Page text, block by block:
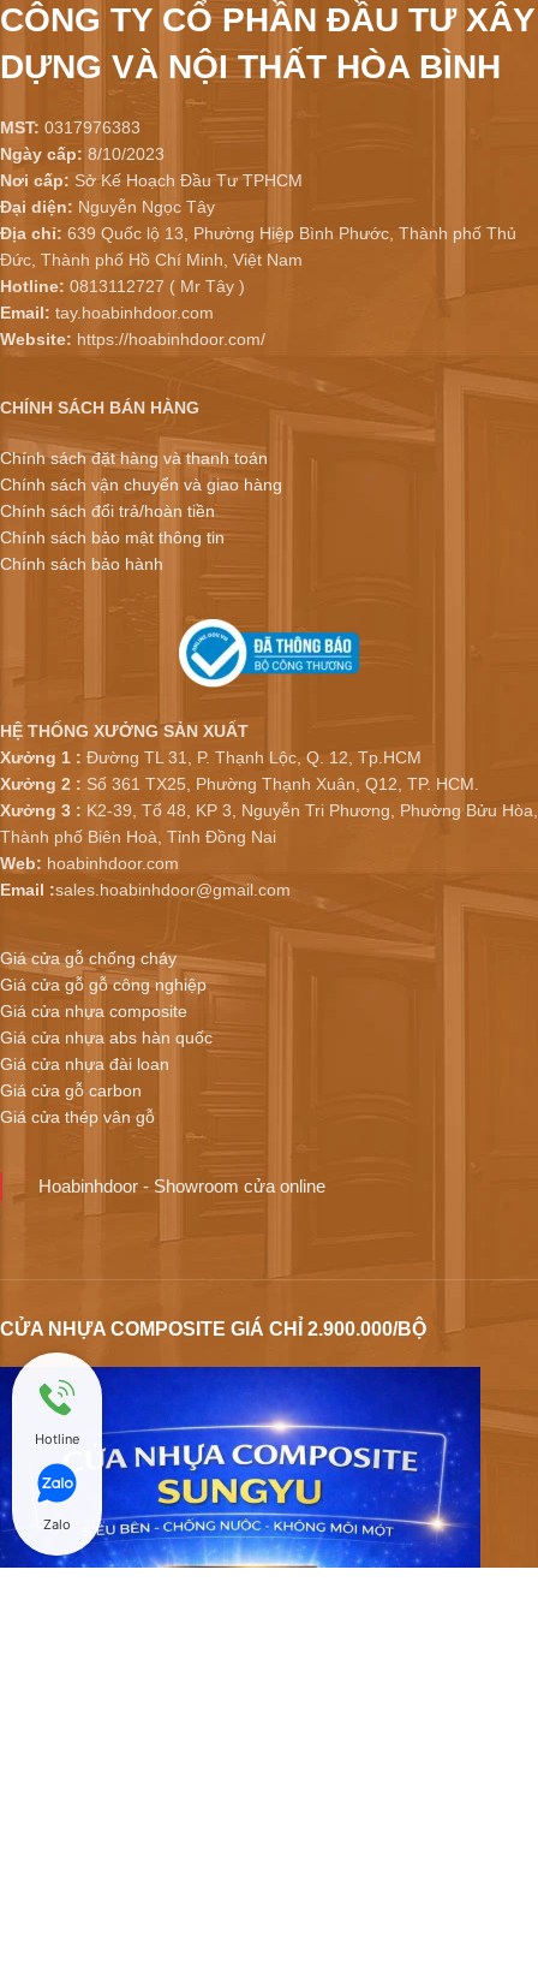
CÔNG TY CỔ PHẦN ĐẦU TƯ XÂY
DỰNG VÀ NỘI THẤT HÒA BÌNH
MST: 0317976383
Ngày cấp: 8/10/2023
Nơi cấp: Sở Kế Hoạch Đầu Tư TPHCM
Đại diện: Nguyễn Ngọc Tây
Địa chỉ: 639 Quốc lộ 13, Phường Hiệp Bình Phước, Thành phố Thủ
Đức, Thành phố Hồ Chí Minh, Việt Nam
Hotline: 0813112727 ( Mr Tây )
Email: tay.hoabinhdoor.com
Website: https://hoabinhdoor.com/
CHÍNH SÁCH BÁN HÀNG
Chính sách đặt hàng và thanh toán
Chính sách vận chuyển và giao hàng
Chính sách đổi trả/hoàn tiền
Chính sách bảo mật thông tin
Chính sách bảo hành
HỆ THỐNG XƯỞNG SẢN XUẤT
Xưởng 1 : Đường TL 31, P. Thạnh Lộc, Q. 12, Tp.HCM
Xưởng 2 : Số 361 TX25, Phường Thạnh Xuân, Q12, TP. HCM.
Xưởng 3 : K2-39, Tổ 48, KP 3, Nguyễn Tri Phương, Phường Bửu Hòa,
Thành phố Biên Hoà, Tỉnh Đồng Nai
Web: hoabinhdoor.com
Email :sales.hoabinhdoor@gmail.com
Giá cửa gỗ chống cháy
Giá cửa gỗ gỗ công nghiệp
Giá cửa nhựa composite
Giá cửa nhựa abs hàn quốc
Giá cửa nhựa đài loan
Giá cửa gỗ carbon
Giá cửa thép vân gỗ
Hoabinhdoor - Showroom cửa online
CỬA NHỰA COMPOSITE GIÁ CHỈ 2.900.000/BỘ
Hotline
Zalo